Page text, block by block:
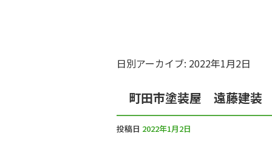
日別アーカイブ: 2022年1月2日
町田市塗装屋 遠藤建装
投稿日 2022年1月2日